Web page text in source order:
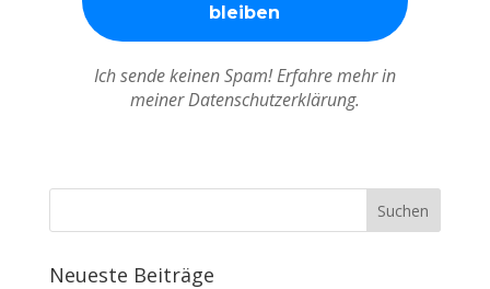
Ich sende keinen Spam! Erfahre mehr in
meiner Datenschutzerklärung.
Neueste Beiträge